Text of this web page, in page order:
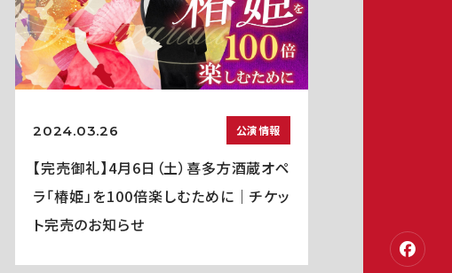
2024.03.26 公演情報
【完売御礼】4月6日（土）喜多方酒蔵オペ
ラ「椿姫」を100倍楽しむために｜チケッ
ト完売のお知らせ